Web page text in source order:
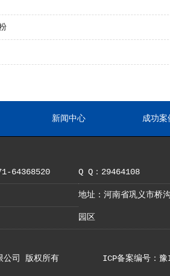
新闻中心 成功案
64368520 Q Q：29464108
地址：河南省巩义市桥
园区
有限公司 版权所有 ICP备案编号：豫